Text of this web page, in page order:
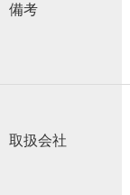
備考
取扱会社